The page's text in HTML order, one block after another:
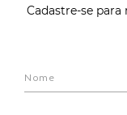
Cadastre-se para